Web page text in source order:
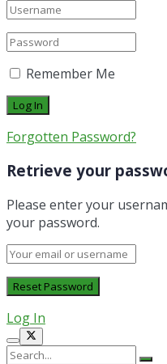
Remember Me
Forgotten Password?
Retrieve your
Please enter your
your password.
Log In